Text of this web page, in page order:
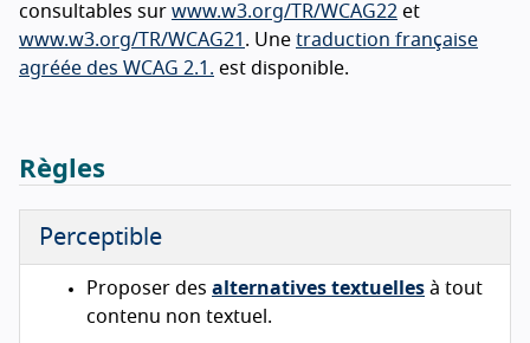
consultables sur www.w3.org/TR/WCAG22 et
www.w3.org/TR/WCAG21 . Une traduction française
agréée des WCAG 2.1. est disponible.
Règles
Perceptible
Proposer des alternatives textuelles à tout
contenu non textuel.